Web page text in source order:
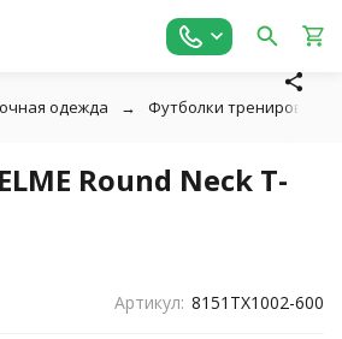
одежда Футболки
Round Neck T-
Артикул: 8151TX1002-600